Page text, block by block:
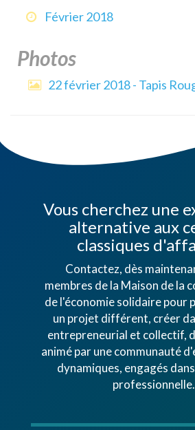
Février 2018
Photos
22 février 2018 - Tapis
Vous cherchez une
alternative aux
classiques
Contactez, dès
membres de la Maison de la
de l'économie solidaire pour
un projet différent, créer
entrepreneurial et collectif,
animé par une communauté
dynamiques, engagés
professionnelle.